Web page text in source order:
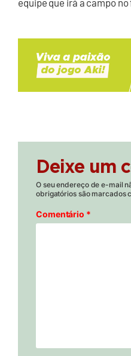
equipe que irá a campo
Deixe um
O seu endereço de e-mail
obrigatórios são marcados
Comentário *